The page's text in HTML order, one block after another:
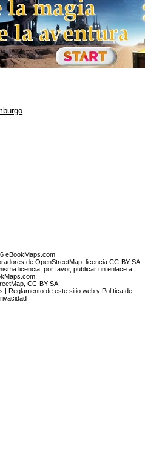
eBookMaps.com
de OpenStreetMap, licencia CC-BY-SA.
licencia; por favor, publicar un enlace a
,CC-BY-SA
| Reglamento de este sitio web y Política de